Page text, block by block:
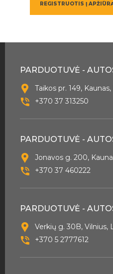
REGISTRUOTIS Į
PARDUOTUVĖ -
Taikos pr. 149, Kaunas,
+370 37 313250
PARDUOTUVĖ -
Jonavos g. 200,
+370 37 460222
PARDUOTUVĖ -
Verkių g. 30B, Vilnius,
+370 5 2777612